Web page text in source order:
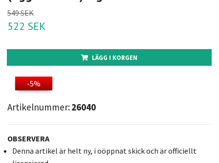
549 SEK
522 SEK
LÄGG I KORGEN
-5%
Artikelnummer:26040
OBSERVERA
Denna artikel är helt ny, i oöppnat skick och är officiellt